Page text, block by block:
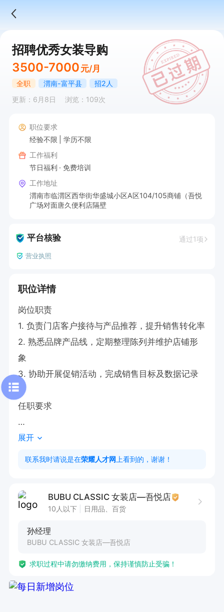
招聘优秀女装导购
3500-7000 元/月
全职 渭南-富平县
招2人
更新：6月8日
浏览：109次
职位要求
经验不限
学历不限
工作福利
节日福利
免费培训
工作地址
渭南市临渭区西华街华盛城小区A区104/105商铺（吾悦
广场对面唐久便利店隔壁
平台核验 通过1项
营业执照
职位详情
岗位职责
1. 负责门店客户接待与产品推荐，提升销售转化率
2. 熟悉品牌产品线，定期整理陈列并维护店铺形
象
3. 协助开展促销活动，完成销售目标及数据记录
任职要求
1:具备良好的沟通能力与服务意识
2:熟悉女装款式及搭配技巧，能独立处理客户问题
展开
联系我时请说是在荣耀人才网 上看到的，谢谢！
BUBU CLASSIC 女装店—吾悦店
10人以下 日用品、百货
孙经理
BUBU CLASSIC 女装店—吾悦店
求职过程中请勿缴纳费用，保持谨慎防止受骗！